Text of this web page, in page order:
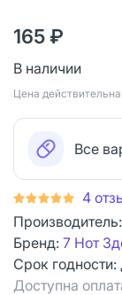
165 ₽
В наличии
Цена
Все
4
Производитель:
Бренд: 7 Нот
Срок годности:
Доступна